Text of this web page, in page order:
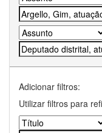
Adicionar filtros:
Utilizar filtros para